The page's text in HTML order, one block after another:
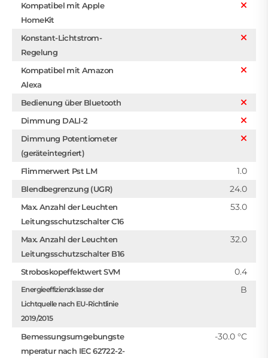
Kompatibel mit Apple
HomeKit
Konstant-Lichtstrom-
Regelung
Kompatibel mit Amazon
Alexa
Bedienung über Bluetooth
Dimmung DALI-2
Dimmung Potentiometer
(geräteintegriert)
Flimmerwert Pst LM
1.0
Blendbegrenzung (UGR) 24.0
Max. Anzahl der Leuchten
Leitungsschutzschalter C16
53.0
Max. Anzahl der Leuchten
Leitungsschutzschalter B16
32.0
Stroboskopeffektwert SVM 0.4
Energieeffizienzklasse der
Lichtquelle nach EU-Richtlinie
2019/2015
B
Bemessungsumgebungste
mperatur nach IEC 62722-2-
-30.0 °C